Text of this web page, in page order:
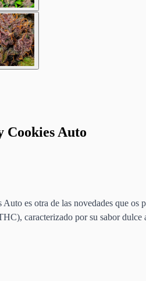
Cookies Auto
es otra de las novedades que os
caracterizado por su sabor dulce